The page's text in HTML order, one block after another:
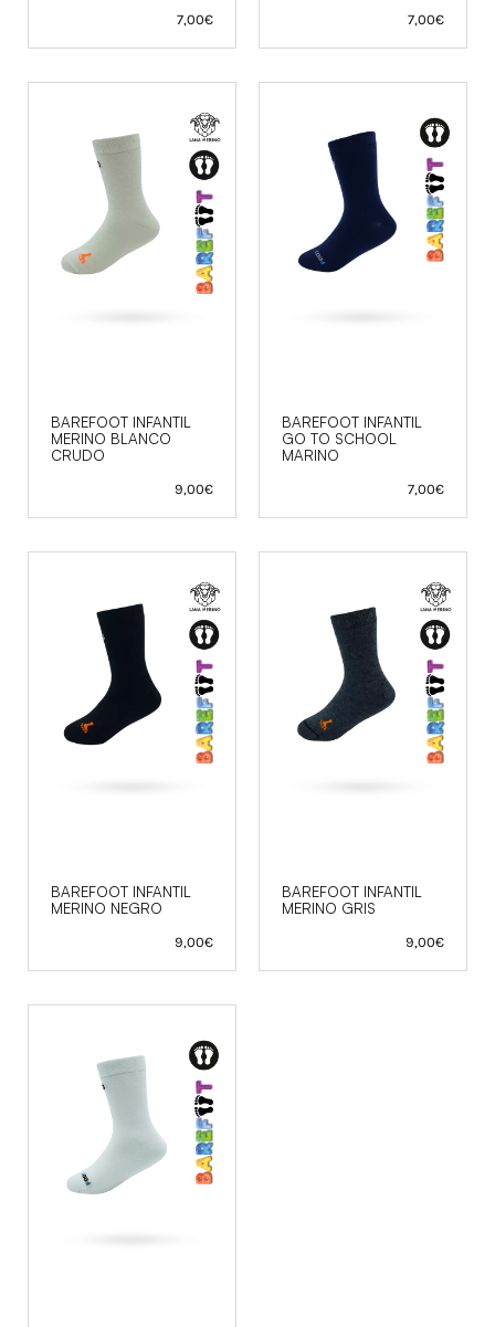
7,00€ 7,00€
BAREFOOT INFANTIL
MERINO BLANCO
CRUDO
9,00€
BAREFOOT INFANTIL
GO TO SCHOOL
MARINO
7,00€
BAREFOOT INFANTIL
MERINO NEGRO
9,00€
BAREFOOT INFANTIL
MERINO GRIS
9,00€